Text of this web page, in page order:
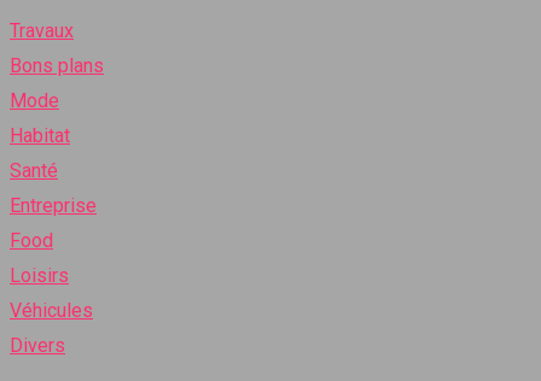
Travaux
Bons plans
Mode
Habitat
Santé
Entreprise
Food
Loisirs
Véhicules
Divers